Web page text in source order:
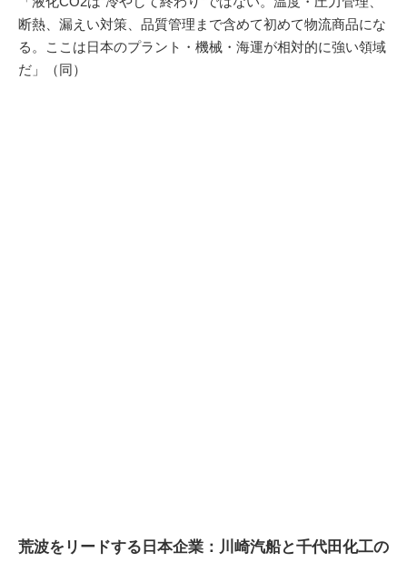
断熱、漏えい対策、品質管理まで含めて初めて物流商品にな
る。ここは日本のプラント・機械・海運が相対的に強い領域
だ」（同）
荒波をリードする日本企業：川崎汽船と千代田化工の